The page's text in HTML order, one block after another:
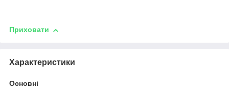
Приховати
Характеристики
Основні